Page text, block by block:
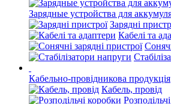
Зарядные устройства для
Зарядні
Кабелі та
Кабельно-провідникова продукція
Кабель, провід